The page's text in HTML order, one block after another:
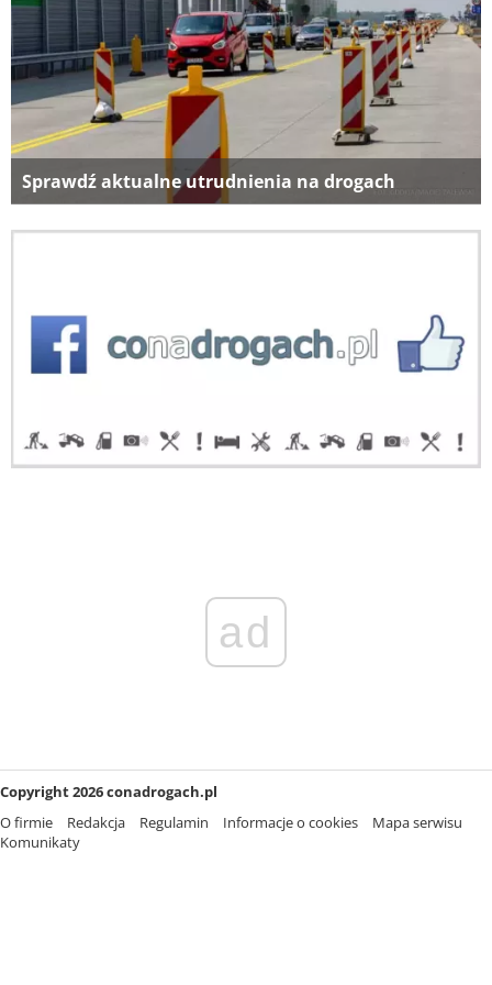
Sprawdź aktualne utrudnienia na drogach
ad
Copyright 2026 conadrogach.pl
O firmie
Redakcja Regulamin Informacje o cookies
Mapa serwisu
Komunikaty